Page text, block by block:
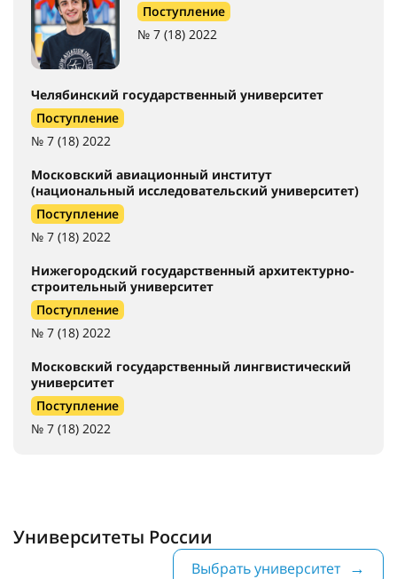
Поступление
№ 7 (18) 2022
Челябинский государственный университет
Поступление
№ 7 (18) 2022
Московский авиационный институт
(национальный исследовательский университет)
Поступление
№ 7 (18) 2022
Нижегородский государственный архитектурно-
строительный университет
Поступление
№ 7 (18) 2022
Московский государственный лингвистический
университет
Поступление
№ 7 (18) 2022
Университеты России
Выбрать университет